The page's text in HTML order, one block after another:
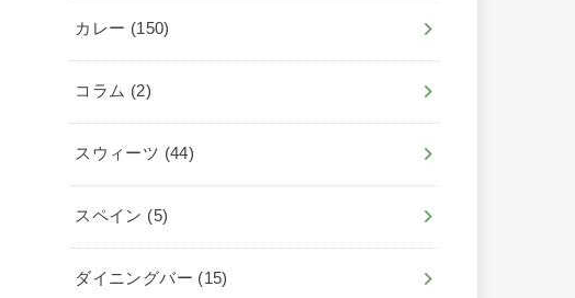
カレー (150)
コラム (2)
スウィーツ (44)
スペイン (5)
ダイニングバー (15)